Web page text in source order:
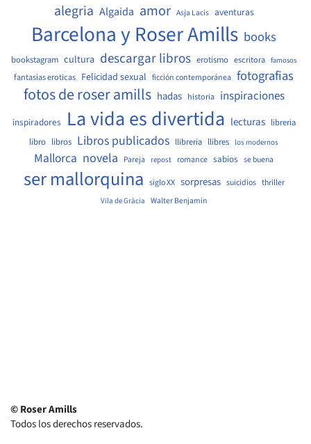
alegria Algaida amor Asja Lacis aventuras
Barcelona y Roser Amills books
bookstagram cultura descargar libros erotismo escritora famosos
fantasias eroticas Felicidad sexual ficción contemporánea fotografias
fotos de roser amills hadas historia inspiraciones
inspiradores La vida es divertida lecturas libreria
libro libros Libros publicados llibreria llibres los modernos
Mallorca novela Pareja repost romance sabios se buena
ser mallorquina siglo XX sorpresas suicidios thriller
Vila de Gràcia Walter Benjamin
© Roser Amills
Todos los derechos reservados.